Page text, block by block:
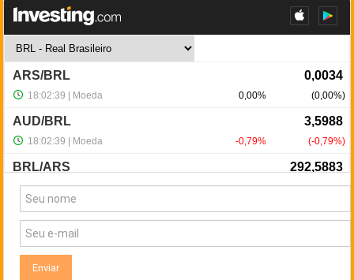
NewsLetter